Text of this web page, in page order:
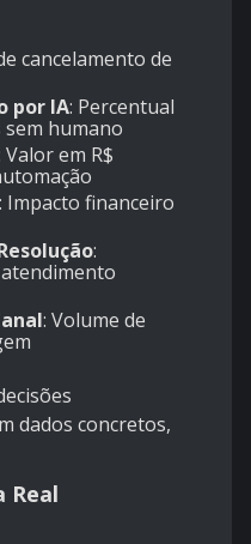
cancelamento de
por IA: Percentual
humano
Valor em R$
: Impacto financeiro
:
: Volume de
dados concretos,
Real